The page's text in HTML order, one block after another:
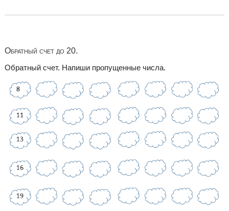
Обратный счет до 20.
Обратный счет. Напиши пропущенные числа.